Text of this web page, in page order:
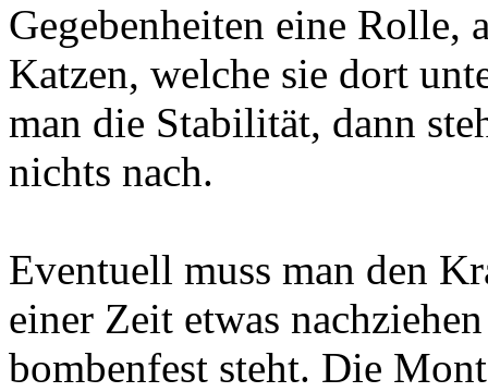
Gegebenheiten eine Rolle,
Katzen, welche sie dort
man die Stabilität, dann
nichts nach.
Eventuell muss man den
einer Zeit etwas
bombenfest steht. Die